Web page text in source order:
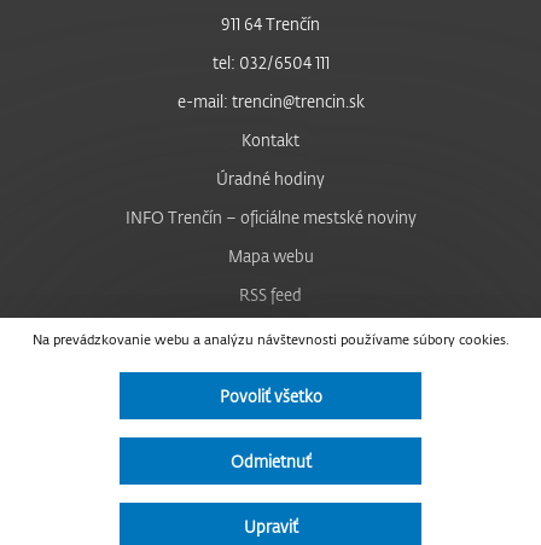
Na prevádzkovanie webu a analýzu návštevnosti používame súbory cookies.
Povoliť všetko
Odmietnuť
Upraviť
911 64 Trenčín
tel: 032/6504 111
e-mail: trencin@trencin.sk
Kontakt
Úradné hodiny
INFO Trenčín – oficiálne mestské noviny
Mapa webu
RSS feed
Nastavenie cookies
Facebook
Instagram
Vyhlásenie o prístupnosti